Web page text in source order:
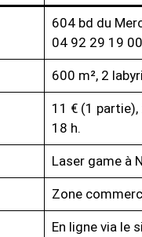
604 bd du
04 92 29 19
600 m², 2
11 € (1
18 h.
Laser game à
Zone
En ligne via le